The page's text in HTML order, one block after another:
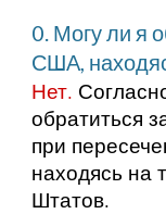
0. Могу ли я
США,
Нет.
обратиться
при
находясь на
Штатов.